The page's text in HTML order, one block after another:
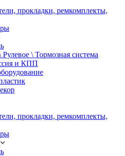
прокладки, ремкомплекты,
Рулевое \ Тормозная система
и КПП
прокладки, ремкомплекты,